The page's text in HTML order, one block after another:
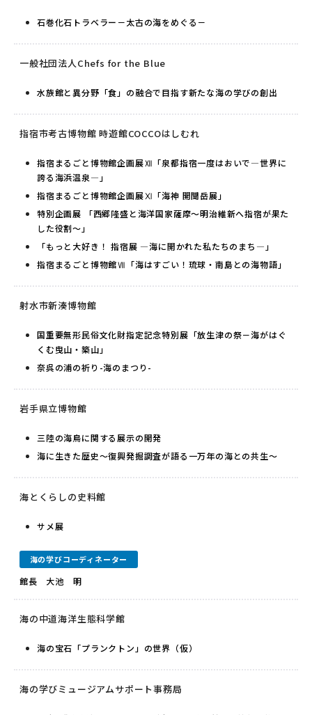
石巻化石トラベラー－太古の海をめぐる－
一般社団法人Chefs for the Blue
水族館と異分野「食」の融合で目指す新たな海の学びの創出
指宿市考古博物館 時遊館COCCOはしむれ
指宿まるごと博物館企画展Ⅻ「泉都指宿一度はおいで―世界に
誇る海浜温泉―」
指宿まるごと博物館企画展Ⅺ「海神 開聞岳展」
特別企画展 「西郷隆盛と海洋国家薩摩〜明治維新へ指宿が果た
した役割〜」
「もっと大好き！ 指宿展 ―海に開かれた私たちのまち―」
指宿まるごと博物館Ⅶ「海はすごい！琉球・南島との海物語」
射水市新湊博物館
国重要無形民俗文化財指定記念特別展「放生津の祭－海がはぐ
くむ曳山・築山」
奈呉の浦の祈り-海のまつり-
岩手県立博物館
三陸の海鳥に関する展示の開発
海に生きた歴史～復興発掘調査が語る一万年の海との共生～
海とくらしの史料館
サメ展
海の学びコーディネーター
館長 大池 明
海の中道海洋生態科学館
海の宝石「プランクトン」の世界（仮）
海の学びミュージアムサポート事務局